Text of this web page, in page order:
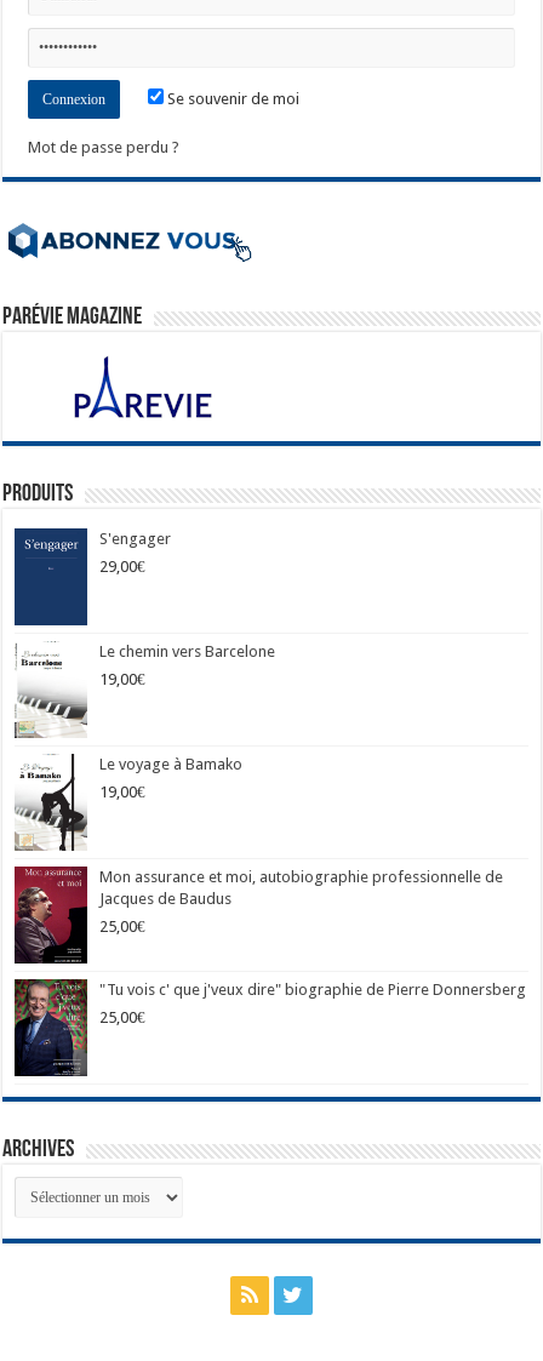
Se souvenir de moi
Mot de passe perdu ?
ParéVie Magazine
Produits
S'engager
29,00€
Le chemin vers Barcelone
19,00€
Le voyage à Bamako
19,00€
Mon assurance et moi, autobiographie professionnelle de
Jacques de Baudus
25,00€
"Tu vois c' que j'veux dire" biographie de Pierre Donnersberg
25,00€
Archives
Archives